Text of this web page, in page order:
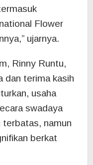
Flower
ujarnya.
Rinny Runtu,
dan terima kasih
usaha
swadaya
terbatas, namun
berkat